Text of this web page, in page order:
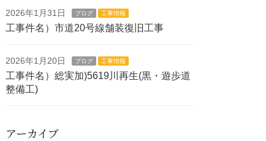
2026年1月31日 ブログ 工事情報
工事件名）市道20号線舗装復旧工事
2026年1月20日 ブログ 工事情報
工事件名）総実加)5619川再生(黒・遊歩道
整備工)
アーカイブ